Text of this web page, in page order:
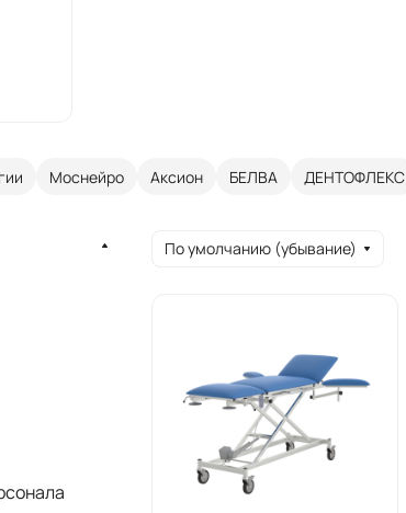
Моснейро Аксион БЕЛВА ДЕНТОФЛЕКС
По умолчанию (убывание)